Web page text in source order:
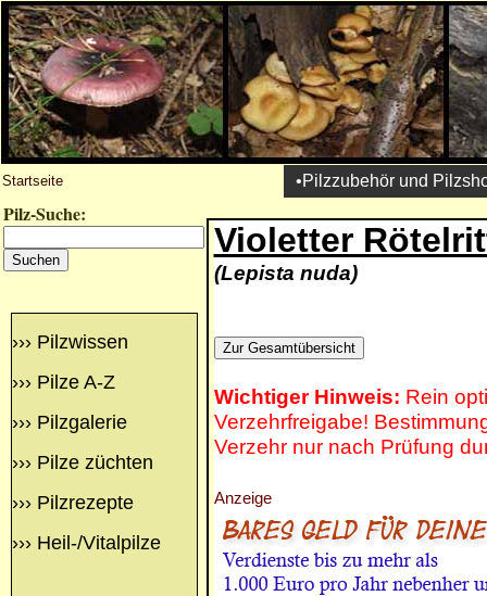
Startseite •Pilzzubehör und
Pilz-Suche:
››› Pilzwissen
››› Pilze A-Z
››› Pilzgalerie
››› Pilze züchten
››› Pilzrezepte
››› Heil-/Vitalpilze
Violetter
(Lepista nuda)
Wichtiger Hinweis: Rein
Verzehrfreigabe!
Verzehr nur nach Prüfung
Anzeige